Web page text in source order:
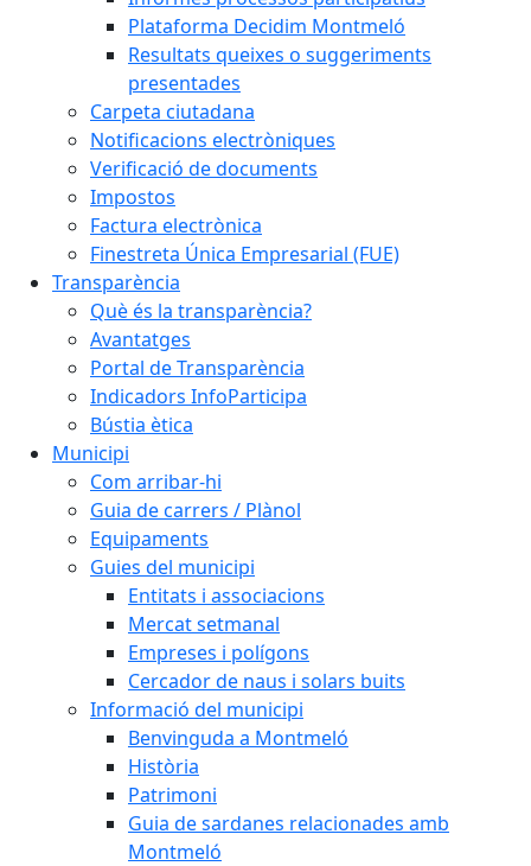
Plataforma Decidim Montmeló
Resultats queixes o suggeriments
presentades
Carpeta ciutadana
Notificacions electròniques
Verificació de documents
Impostos
Factura electrònica
Finestreta Única Empresarial (FUE)
Transparència
Què és la transparència?
Avantatges
Portal de Transparència
Indicadors InfoParticipa
Bústia ètica
Municipi
Com arribar-hi
Guia de carrers / Plànol
Equipaments
Guies del municipi
Entitats i associacions
Mercat setmanal
Empreses i polígons
Cercador de naus i solars buits
Informació del municipi
Benvinguda a Montmeló
Història
Patrimoni
Guia de sardanes relacionades amb
Montmeló